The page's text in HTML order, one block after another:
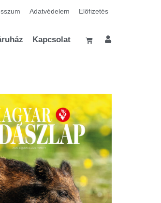
Adatvédelem Előfizetés
Kapcsolat